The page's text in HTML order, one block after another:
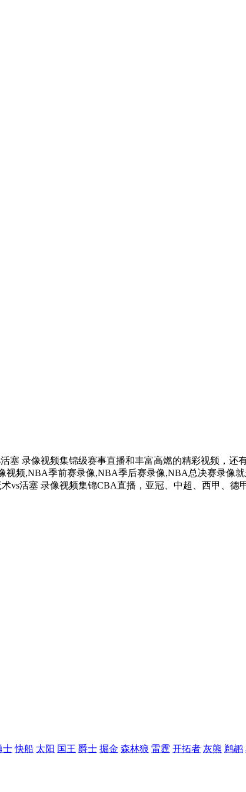
塞 录像视频集锦级赛事直播和丰富高燃的精彩视频，还
频,NBA季前赛录像,NBA季后赛录像,NBA总决赛录像
vs活塞 录像视频集锦CBA直播，亚冠、中超、西甲、德
士 快船 太阳 国王 爵士 掘金 森林狼 雷霆 开拓者 灰熊 鹈鹕